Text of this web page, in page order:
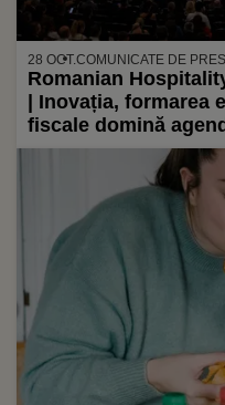
28 OCT.COMUNICATE DE
Romanian
| Inovația, formarea
fiscale domină
Profesioniștii din
scăderea
antreprenori și
preocupați de
legislative